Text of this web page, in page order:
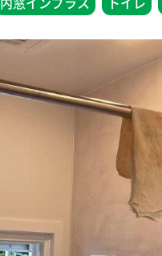
内窓インプラス トイレ